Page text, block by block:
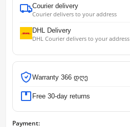
Courier delivery
Courier delivers to your address
DHL Delivery
DHL Courier delivers to your address
Warranty 366 დღე
Free 30-day returns
Payment: